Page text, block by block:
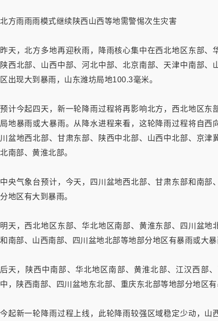
北方雨雨雨模式继续陕西山西等地需警惕次生灾害
昨天，北方多地再迎秋雨，降雨核心集中在西北地区东部
陕西北部、山西中部、河北中部、北京南部、天津中南部
区出现大到暴雨，山东潍坊局地100.3毫米。
预计今起四天，新一轮降雨过程将再影响北方，西北地区
局地暴雨或大暴雨。从降水进程来看，这轮降雨过程将自
川盆地西北部、甘肃东部、陕西中北部、山西中北部、京
北南部、黄淮北部。
中央气象台预计，今天，四川盆地西北部、甘肃东部和南
分地区有大到暴雨。
明天，西北地区东部、华北地区南部、黄淮东部、四川盆
和南部、山西南部、四川盆地北部等地部分地区有暴雨或大
后天，陕西中南部、华北地区南部、黄淮北部、江汉西部
中，陕西南部、四川盆地东北部、重庆东北部等地部分地区
今起新一轮降雨过程上线，此轮降雨较强区域稳定少动，